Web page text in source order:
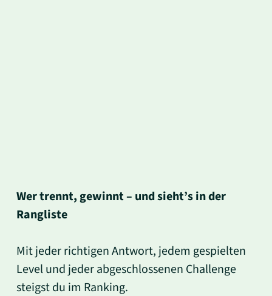
Wer trennt, gewinnt – und sieht’s in der
Rangliste
Mit jeder richtigen Antwort, jedem gespielten
Level und jeder abgeschlossenen Challenge
steigst du im Ranking.